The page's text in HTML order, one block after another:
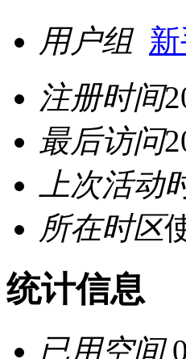
用户组
注册时间
最后访问
上次活动
所在时区
统计信息
已用空间